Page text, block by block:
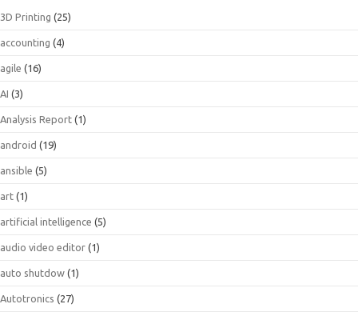
3D Printing (25)
accounting (4)
agile (16)
AI (3)
Analysis Report (1)
android (19)
ansible (5)
art (1)
artificial intelligence (5)
audio video editor (1)
auto shutdow (1)
Autotronics (27)